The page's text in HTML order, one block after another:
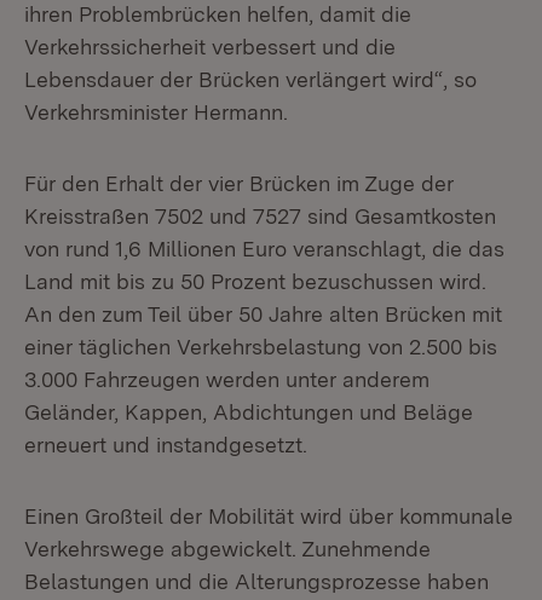
ihren Problembrücken helfen, damit die
Verkehrssicherheit verbessert und die
Lebensdauer der Brücken verlängert wird“, so
Verkehrsminister Hermann.
Für den Erhalt der vier Brücken im Zuge der
Kreisstraßen 7502 und 7527 sind Gesamtkosten
von rund 1,6 Millionen Euro veranschlagt, die das
Land mit bis zu 50 Prozent bezuschussen wird.
An den zum Teil über 50 Jahre alten Brücken mit
einer täglichen Verkehrsbelastung von 2.500 bis
3.000 Fahrzeugen werden unter anderem
Geländer, Kappen, Abdichtungen und Beläge
erneuert und instandgesetzt.
Einen Großteil der Mobilität wird über kommunale
Verkehrswege abgewickelt. Zunehmende
Belastungen und die Alterungsprozesse haben